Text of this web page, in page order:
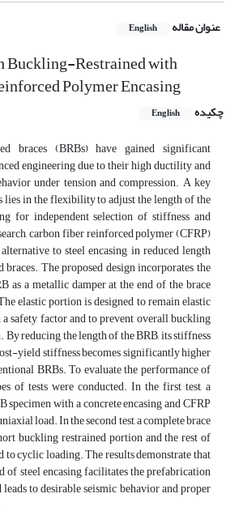
عنوان مقاله English
Buckling-Restrained with
Polymer Encasing
چکیده English
braces (BRBs) have gained significant
engineering due to their high ductility and
under tension and compression. A key
lies in the flexibility to adjust the length of the
for independent selection of stiffness and
carbon fiber reinforced polymer (CFRP)
to steel encasing in reduced length
The proposed design incorporates the
as a metallic damper at the end of the brace
elastic portion is designed to remain elastic
safety factor and to prevent overall buckling
By reducing the length of the BRB, its stiffness
yield stiffness becomes significantly higher
BRBs. To evaluate the performance of
of tests were conducted. In the first test, a
specimen with a concrete encasing and CFRP
load. In the second test, a complete brace
buckling restrained portion and the rest of
to cyclic loading. The results demonstrate that
of steel encasing facilitates the prefabrication
leads to desirable seismic behavior and proper